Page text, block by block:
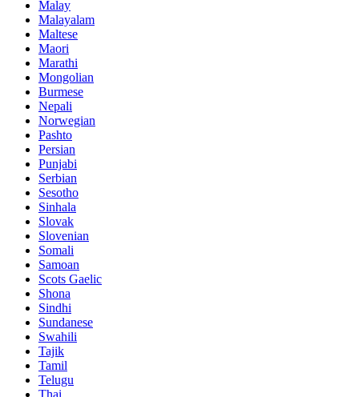
Malay
Malayalam
Maltese
Maori
Marathi
Mongolian
Burmese
Nepali
Norwegian
Pashto
Persian
Punjabi
Serbian
Sesotho
Sinhala
Slovak
Slovenian
Somali
Samoan
Scots Gaelic
Shona
Sindhi
Sundanese
Swahili
Tajik
Tamil
Telugu